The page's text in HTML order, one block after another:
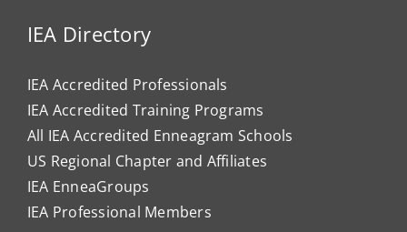
IEA Directory
IEA Accredited Professionals
IEA Accredited Training Programs
All IEA Accredited Enneagram Schools
US Regional Chapter and Affiliates
IEA EnneaGroups
IEA Professional Members